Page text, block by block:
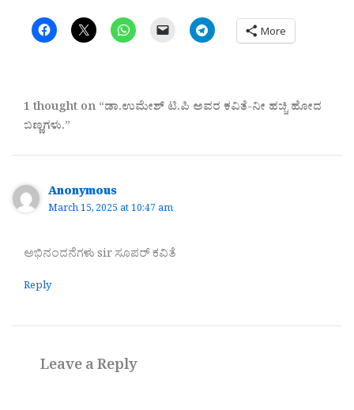
More
1 thought on “ಡಾ.ಉಮೇಶ್ ಟಿ.ಪಿ ಅವರ ಕವಿತೆ-ನೀ ಹಚ್ಚಿ ಹೋದ
ಬಣ್ಣಗಳು.”
Anonymous
March 15, 2025 at 10:47 am
ಅಭಿನಂದನೆಗಳು sir ಸೂಪರ್ ಕವಿತೆ
Reply
Leave a Reply